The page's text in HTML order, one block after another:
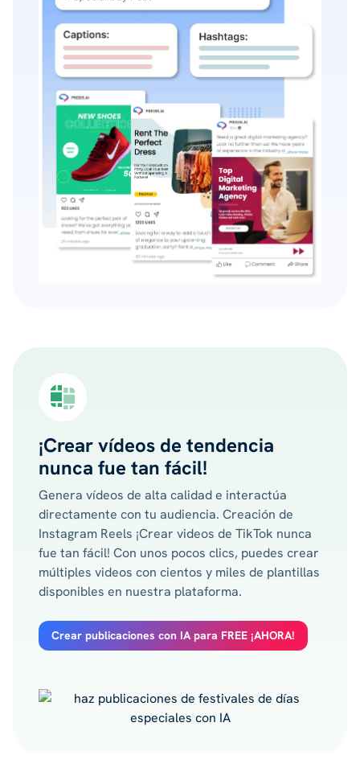
¡Crear vídeos de tendencia
nunca fue tan fácil!
Genera vídeos de alta calidad e interactúa
directamente con tu audiencia. Creación de
Instagram Reels ¡Crear videos de TikTok nunca
fue tan fácil! Con unos pocos clics, puedes crear
múltiples videos con cientos y miles de plantillas
disponibles en nuestra plataforma.
Crear publicaciones con IA para FREE ¡AHORA!